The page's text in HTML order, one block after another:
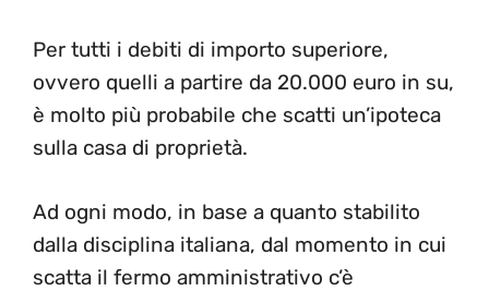
Per tutti i debiti di importo superiore,
ovvero quelli a partire da 20.000 euro in su,
è molto più probabile che scatti un’ipoteca
sulla casa di proprietà.
Ad ogni modo, in base a quanto stabilito
dalla disciplina italiana, dal momento in cui
scatta il fermo amministrativo c’è